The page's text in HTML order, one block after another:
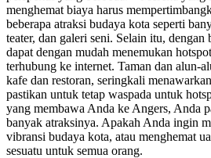
menghemat biaya harus
beberapa atraksi budaya kota seperti
teater, dan galeri seni. Selain itu,
dapat dengan mudah menemukan
terhubung ke internet. Taman dan alun-
kafe dan restoran, seringkali
pastikan untuk tetap waspada untuk
yang membawa Anda ke Angers, Anda
banyak atraksinya. Apakah Anda ingin
vibransi budaya kota, atau menghemat
sesuatu untuk semua orang.